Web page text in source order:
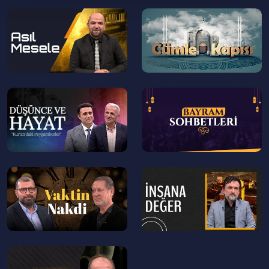
--
>
--
>
--
>
--
>
--
>
--
>
--